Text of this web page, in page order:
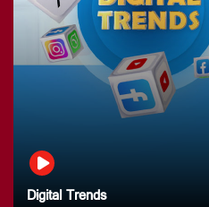
Digital Trends